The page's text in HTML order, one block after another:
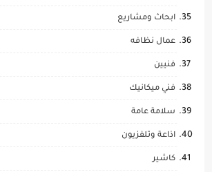
ابحاث ومشاريع
عمال نظافه
فنيين
فني ميكانيك
سلامة عامة
اذاعة وتلفزيون
كاشير